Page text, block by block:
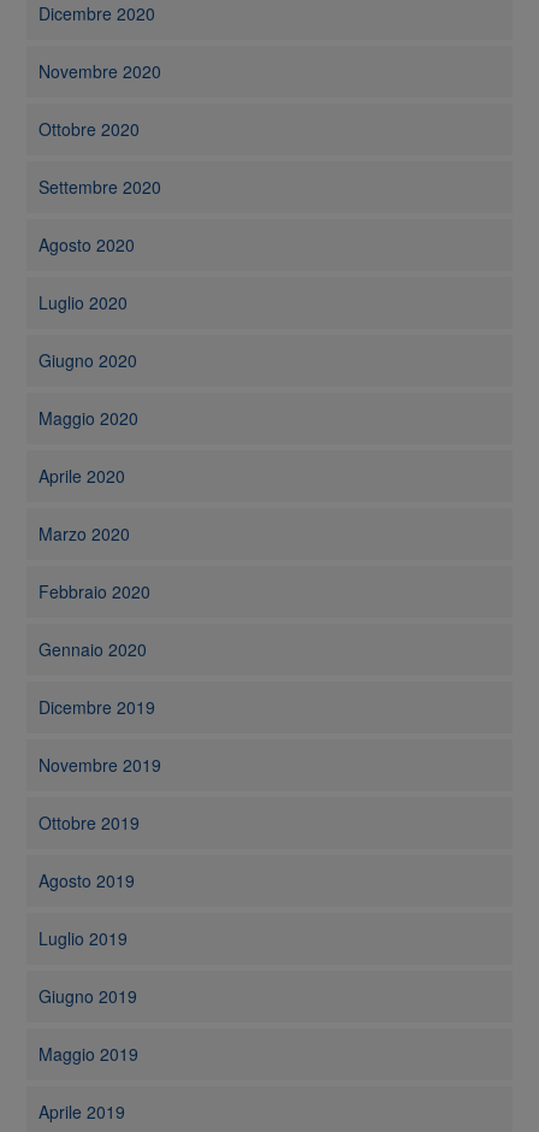
Dicembre 2020
Novembre 2020
Ottobre 2020
Settembre 2020
Agosto 2020
Luglio 2020
Giugno 2020
Maggio 2020
Aprile 2020
Marzo 2020
Febbraio 2020
Gennaio 2020
Dicembre 2019
Novembre 2019
Ottobre 2019
Agosto 2019
Luglio 2019
Giugno 2019
Maggio 2019
Aprile 2019